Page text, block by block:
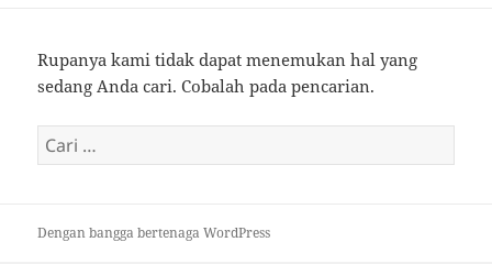
Rupanya kami tidak dapat menemukan hal yang
sedang Anda cari. Cobalah pada pencarian.
Cari
untuk:
Dengan bangga bertenaga WordPress